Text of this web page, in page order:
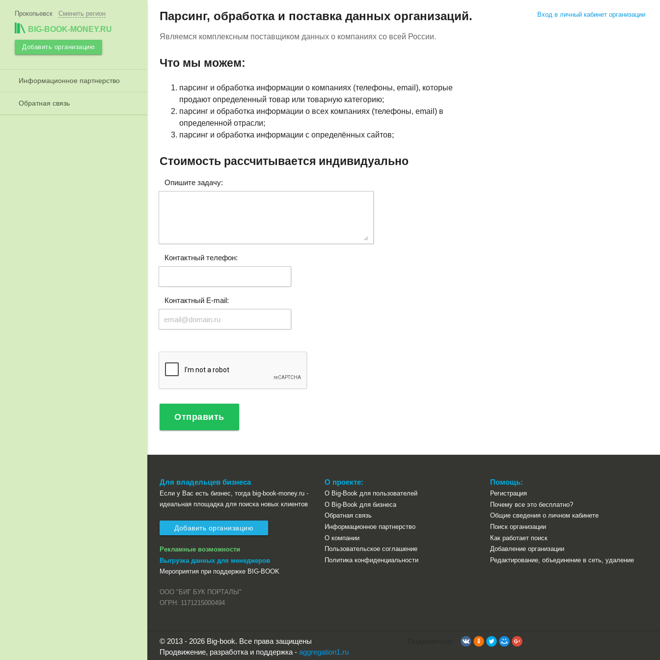
Прокопьевск Сменить регион
BIG-BOOK-MONEY.RU
Добавить организацию
Информационное партнерство
Обратная связь
Парсинг, обработка и поставка данных организаций.
Являемся комплексным поставщиком данных о компаниях со всей России.
Что мы можем:
парсинг и обработка информации о компаниях (телефоны, email), которые
продают определенный товар или товарную категорию;
парсинг и обработка информации о всех компаниях (телефоны, email) в
определенной отрасли;
парсинг и обработка информации с определённых сайтов;
Стоимость рассчитывается индивидуально
Опишите задачу:
Контактный телефон:
Контактный E-mail:
Отправить
Вход в личный кабинет организации
Для владельцев бизнеса
Если у Вас есть бизнес, тогда big-book-money.ru -
идеальная площадка для поиска новых клиентов
Добавить организацию
Рекламные возможности
Выгрузка данных для менеджеров
Мероприятия при поддержке BIG-BOOK
О проекте:
О Big-Book для пользователей
О Big-Book для бизнеса
Обратная связь
Информационное партнерство
О компании
Пользовательское соглашение
Политика конфиденциальности
Помощь:
Регистрация
Почему все это бесплатно?
Общие сведения о личном кабинете
Поиск организации
Как работает поиск
Добавление организации
Редактирование, объединение в сеть, удаление
ООО "БИГ БУК ПОРТАЛЫ"
ОГРН: 1171215000494
© 2013 - 2026 Big-book. Все права защищены
Продвижение, разработка и поддержка - aggregation1.ru